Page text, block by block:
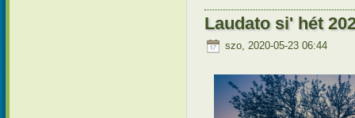
Laudato si' hét
szo, 2020-05-23 06:44